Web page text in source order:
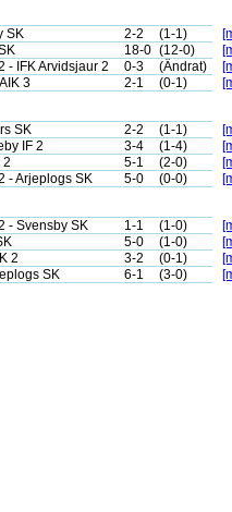
SK 2-2 (1-1)
18-0 (12-0)
- IFK Arvidsjaur 2 0-3 (Ändrat)
3 2-1 (0-1)
SK 2-2 (1-1)
IF 2 3-4 (1-4)
2 5-1 (2-0)
- Arjeplogs SK 5-0 (0-0)
- Svensby SK 1-1 (1-0)
5-0 (1-0)
2 3-2 (0-1)
SK 6-1 (3-0)